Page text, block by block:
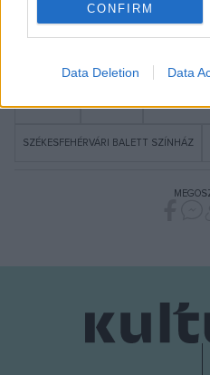
I want to allow Google to
related to security,
user protection.
CONFIRM
Data Deletion Data
ARS REGIA PROGRAM
SZÉKESFEHÉRVÁRI BALETT SZÍNHÁZ